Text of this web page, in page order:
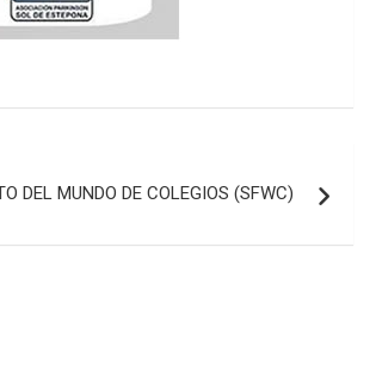
DEL MUNDO DE COLEGIOS (SFWC)